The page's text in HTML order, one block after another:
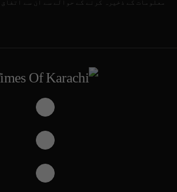
معلومات کے ذخیرہ کرنے کے حوالے سے ان سے اتفاق